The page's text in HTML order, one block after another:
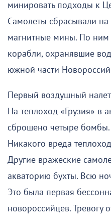
минировать подходы к
Самолеты сбрасывали
магнитные мины. По ним
корабли, охранявшие
южной части
Первый воздушный
На теплоход «Грузия» в
сброшено четыре
Никакого вреда
Другие вражеские
акваторию бухты. Всю
Это была первая
новороссийцев. Тревогу